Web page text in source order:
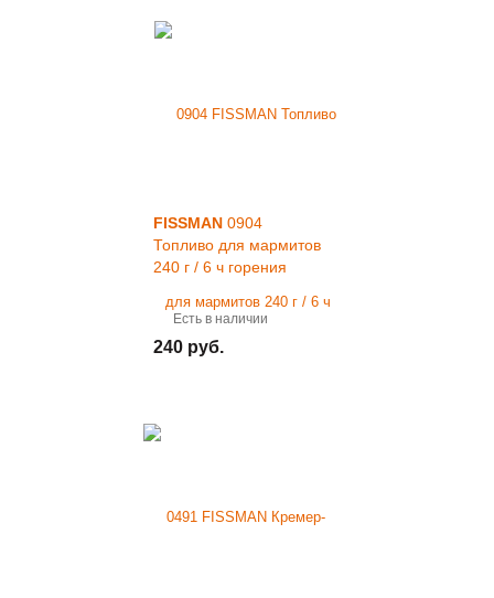
FISSMAN 0904
Топливо для мармитов
240 г / 6 ч горения
Есть в наличии
240 руб.